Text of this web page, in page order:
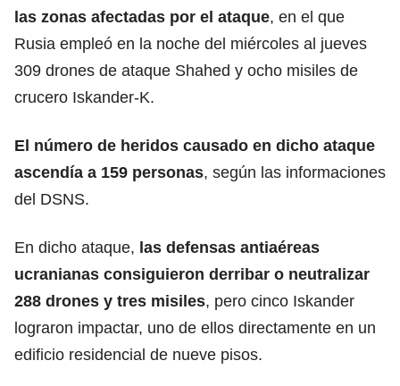
las zonas afectadas por el ataque, en el que
Rusia empleó en la noche del miércoles al jueves
309 drones de ataque Shahed y ocho misiles de
crucero Iskander-K.
El número de heridos causado en dicho ataque
ascendía a 159 personas, según las informaciones
del DSNS.
En dicho ataque, las defensas antiaéreas
ucranianas consiguieron derribar o neutralizar
288 drones y tres misiles, pero cinco Iskander
lograron impactar, uno de ellos directamente en un
edificio residencial de nueve pisos.